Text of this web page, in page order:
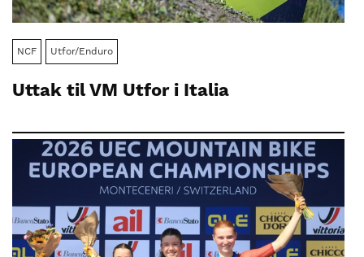
NCF Utfor/Enduro
Uttak til VM Utfor i Italia